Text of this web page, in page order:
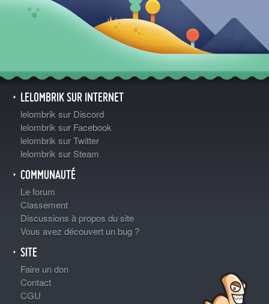
LELOMBRIK SUR INTERNET
lelombrik sur Discord
lelombrik sur Facebook
lelombrik sur Twitter
lelombrik sur Steam
COMMUNAUTÉ
Le forum
Classement
Discussions à propos du site
Vous avez découvert un bug ?
SITE
Faire un don
Contact
CGU